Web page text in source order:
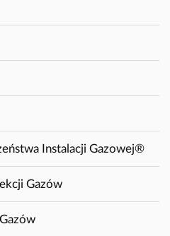
Instalacji Gazowej®
Gazów